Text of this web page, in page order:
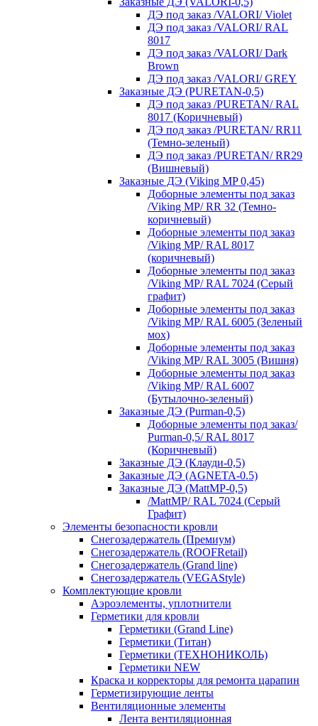
ДЭ под заказ /VALORI/ Violet
ДЭ под заказ /VALORI/ RAL
8017
ДЭ под заказ /VALORI/ Dark
Brown
ДЭ под заказ /VALORI/ GREY
Заказные ДЭ (PURETAN-0,5)
ДЭ под заказ /PURETAN/ RAL
8017 (Коричневый)
ДЭ под заказ /PURETAN/ RR11
(Темно-зеленый)
ДЭ под заказ /PURETAN/ RR29
(Вишневый)
Заказные ДЭ (Viking MP 0,45)
Доборные элементы под заказ
/Viking MP/ RR 32 (Темно-
коричневый)
Доборные элементы под заказ
/Viking MP/ RAL 8017
(коричневый)
Доборные элементы под заказ
/Viking MP/ RAL 7024 (Серый
графит)
Доборные элементы под заказ
/Viking MP/ RAL 6005 (Зеленый
мох)
Доборные элементы под заказ
/Viking MP/ RAL 3005 (Вишня)
Доборные элементы под заказ
/Viking MP/ RAL 6007
(Бутылочно-зеленый)
Заказные ДЭ (Purman-0,5)
Доборные элементы под заказ/
Purman-0,5/ RAL 8017
(Коричневый)
Заказные ДЭ (Клауди-0,5)
Заказные ДЭ (AGNETA-0.5)
Заказные ДЭ (MattMP-0,5)
/MattMP/ RAL 7024 (Серый
Графит)
Элементы безопасности кровли
Снегозадержатель (Премиум)
Снегозадержатель (ROOFRetail)
Снегозадержатель (Grand line)
Снегозадержатель (VEGAStyle)
Комплектующие кровли
Аэроэлементы, уплотнители
Герметики для кровли
Герметики (Grand Line)
Герметики (Титан)
Герметики (ТЕХНОНИКОЛЬ)
Герметики NEW
Краска и корректоры для ремонта царапин
Герметизирующие ленты
Вентиляционные элементы
Лента вентиляционная